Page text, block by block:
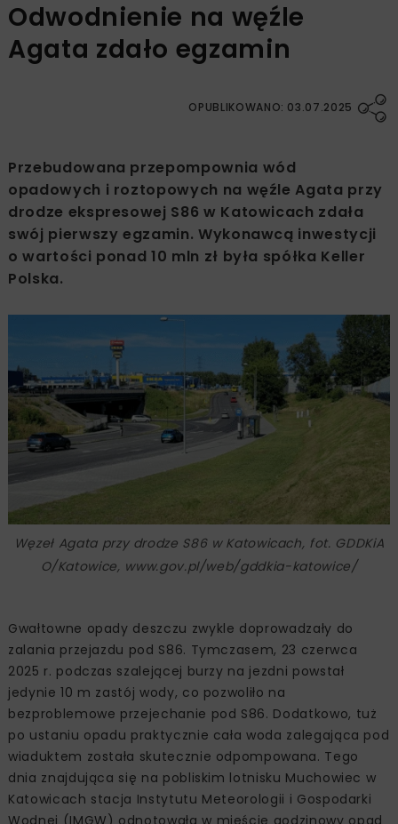
Odwodnienie na węźle
Agata zdało egzamin
OPUBLIKOWANO: 03.07.2025
Przebudowana przepompownia wód
opadowych i roztopowych na węźle Agata przy
drodze ekspresowej S86 w Katowicach zdała
swój pierwszy egzamin. Wykonawcą inwestycji
o wartości ponad 10 mln zł była spółka Keller
Polska.
Węzeł Agata przy drodze S86 w Katowicach, fot. GDDKiA
O/Katowice, www.gov.pl/web/gddkia-katowice/
Gwałtowne opady deszczu zwykle doprowadzały do
zalania przejazdu pod S86. Tymczasem, 23 czerwca
2025 r. podczas szalejącej burzy na jezdni powstał
jedynie 10 m zastój wody, co pozwoliło na
bezproblemowe przejechanie pod S86. Dodatkowo, tuż
po ustaniu opadu praktycznie cała woda zalegająca pod
wiaduktem została skutecznie odpompowana. Tego
dnia znajdująca się na pobliskim lotnisku Muchowiec w
Katowicach stacja Instytutu Meteorologii i Gospodarki
Wodnej (IMGW) odnotowała w mieście godzinowy opad